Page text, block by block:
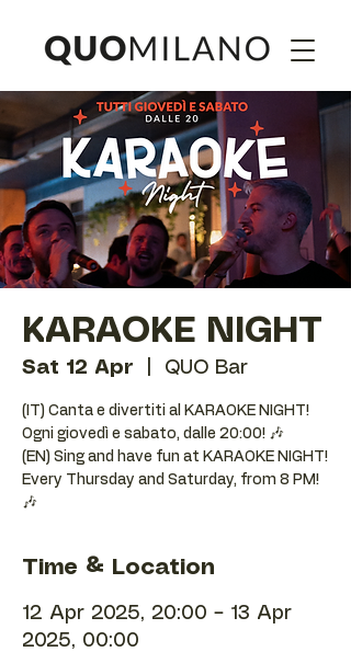
KARAOKE NIGHT
Sat 12 Apr QUO Bar
(IT) Canta e divertiti al KARAOKE NIGHT!
Ogni giovedì e sabato, dalle 20:00! 🎶
(EN) Sing and have fun at KARAOKE NIGHT!
Every Thursday and Saturday, from 8 PM!
🎶
Time & Location
12 Apr 2025, 20:00 – 13 Apr
2025, 00:00